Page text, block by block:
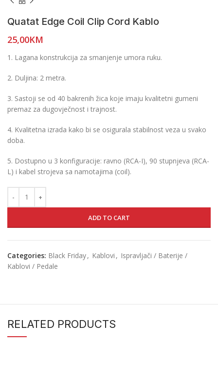
Quatat Edge Coil Clip Cord Kablo
25,00KM
1. Lagana konstrukcija za smanjenje umora ruku.
2. Duljina: 2 metra.
3. Sastoji se od 40 bakrenih žica koje imaju kvalitetni gumeni
premaz za dugovječnost i trajnost.
4. Kvalitetna izrada kako bi se osigurala stabilnost veza u svako
doba.
5. Dostupno u 3 konfiguracije: ravno (RCA-I), 90 stupnjeva (RCA-
L) i kabel strojeva sa namotajima (coil).
ADD TO CART
Categories: Black Friday, Kablovi , Ispravljači / Baterije /
Kablovi / Pedale
RELATED PRODUCTS